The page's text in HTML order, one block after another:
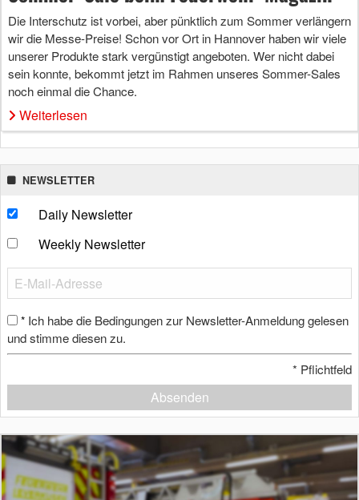
Die Interschutz ist vorbei, aber pünktlich zum Sommer verlängern
wir die Messe-Preise! Schon vor Ort in Hannover haben wir viele
unserer Produkte stark vergünstigt angeboten. Wer nicht dabei
sein konnte, bekommt jetzt im Rahmen unseres Sommer-Sales
noch einmal die Chance.
Weiterlesen
NEWSLETTER
Daily Newsletter
Weekly Newsletter
* Ich habe die Bedingungen zur Newsletter-Anmeldung gelesen
und stimme diesen zu.
* Pflichtfeld
Absenden